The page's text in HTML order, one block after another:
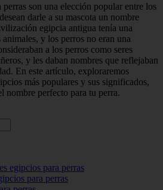
son una elección popular entre los
darle a su mascota un nombre
egipcia antigua tenía una
y los perros no eran una
a los perros como seres
y les daban nombres que reflejaban
En este artículo, exploraremos
más populares y sus significados,
nombre perfecto para tu perra.
egipcios para perras
para perras